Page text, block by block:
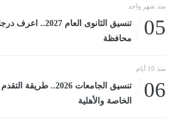
منذ شهر واحد
05
محافظة
منذ 10 أيام
06
تنسيق الجامعات 2026..
الخاصة والأهلية